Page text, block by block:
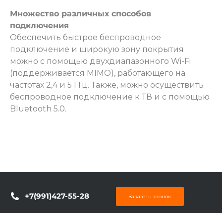
Множество различных способов
подключения
Обеспечить быстрое беспроводное
подключение и широкую зону покрытия
можно с помощью двухдиапазонного Wi-Fi
(поддерживается MIMO), работающего на
частотах 2,4 и 5 ГГц. Также, можно осуществить
беспроводное подключение к ТВ и с помощью
Bluetooth 5.0.
+7(991)427-55-28 Заказать звонок